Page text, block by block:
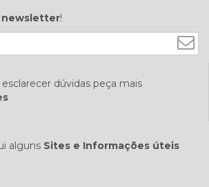
newsletter!
esclarecer dúvidas peça mais
alguns Sites e Informações úteis